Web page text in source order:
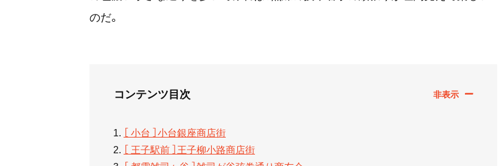
のだ。
コンテンツ目次
［ 小台 ］小台銀座商店街
［ 王子駅前 ］王子柳小路商店街